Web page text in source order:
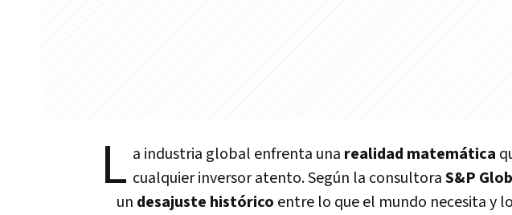
L a industria global enfrenta una realidad matemática
cualquier inversor atento. Según la consultoraS&P
un desajuste histórico entre lo que el mundo necesita y